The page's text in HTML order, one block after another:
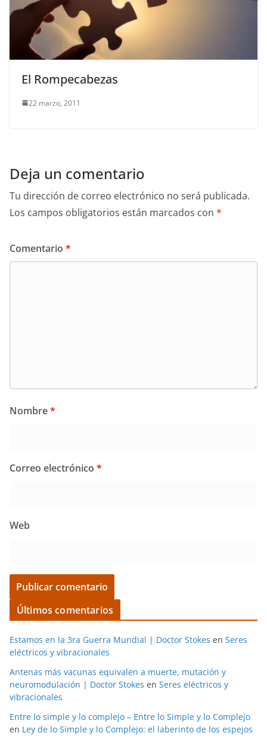
El Rompecabezas
22 marzo, 2011
Deja un comentario
Tu dirección de correo electrónico no será publicada.
Los campos obligatorios están marcados con *
Comentario *
Nombre*
Correo electrónico *
Web
Últimos comentarios
Estamos en la 3ra Guerra Mundial | Doctor Stokes en Seres
eléctricos y vibracionales
Antenas más vacunas equivalen a muerte, mutación y
neuromodulación | Doctor Stokes en Seres eléctricos y
vibracionales
Entre lo simple y lo complejo – Entre lo Simple y lo Complejo
en Ley de lo Simple y lo Complejo: el laberinto de los espejos